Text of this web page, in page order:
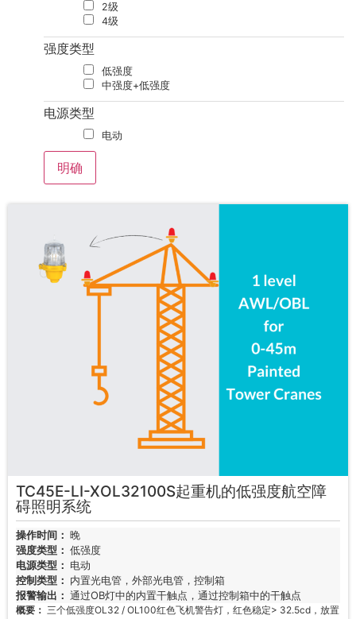
2级
4级
强度类型
低强度
中强度+低强度
电源类型
电动
TC45E-LI-XOL32100S起重机的低强度航空障
碍照明系统
操作时间： 晚
强度类型： 低强度
电源类型： 电动
控制类型： 内置光电管，外部光电管，控制箱
报警输出： 通过OB灯中的内置干触点，通过控制箱中的干触点
概要： 三个低强度OL32 / OL100红色飞机警告灯，红色稳定> 32.5cd，放置